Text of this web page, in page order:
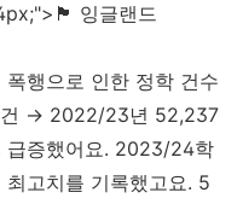
잉글랜드
행으로 인한 정학 건수
→ 2022/23년 52,237
증했어요. 2023/24학
고치를 기록했고요. 5